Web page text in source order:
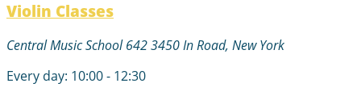
Violin Classes
Central Music School642 3450 In Road, New York
Every day: 10:00 - 12:30